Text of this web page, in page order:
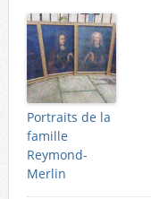
Portraits de la
famille
Reymond-
Merlin